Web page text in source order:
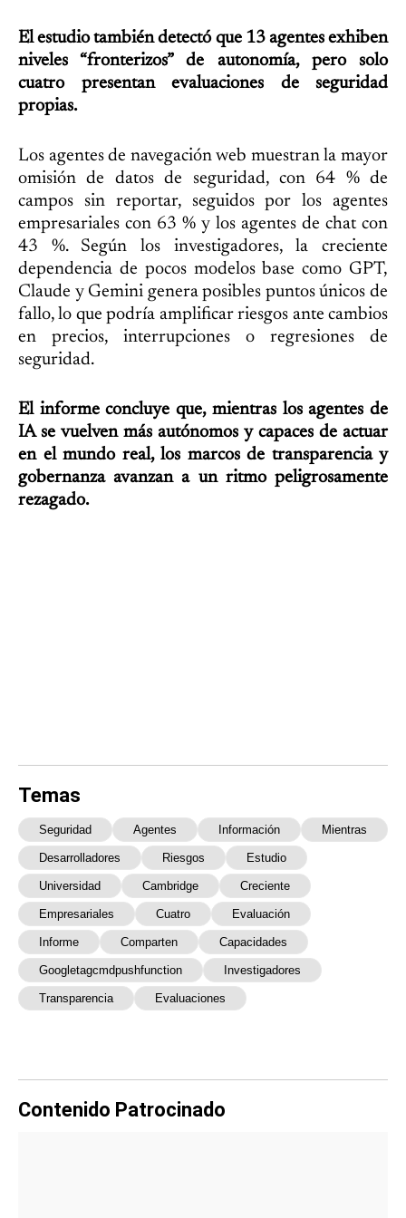
El estudio también detectó que 13 agentes exhiben
niveles “fronterizos” de autonomía, pero solo
cuatro presentan evaluaciones de seguridad
propias.
Los agentes de navegación web muestran la mayor
omisión de datos de seguridad, con 64 % de
campos sin reportar, seguidos por los agentes
empresariales con 63 % y los agentes de chat con
43 %. Según los investigadores, la creciente
dependencia de pocos modelos base como GPT,
Claude y Gemini genera posibles puntos únicos de
fallo, lo que podría amplificar riesgos ante cambios
en precios, interrupciones o regresiones de
seguridad.
El informe concluye que, mientras los agentes de
IA se vuelven más autónomos y capaces de actuar
en el mundo real, los marcos de transparencia y
gobernanza avanzan a un ritmo peligrosamente
rezagado.
Temas
Seguridad Agentes Información Mientras
Desarrolladores Riesgos Estudio
Universidad Cambridge Creciente
Empresariales Cuatro Evaluación
Informe Comparten Capacidades
Googletagcmdpushfunction Investigadores
Transparencia Evaluaciones
Contenido Patrocinado